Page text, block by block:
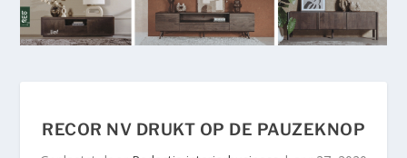
RECOR NV DRUKT OP DE PAUZEKNOP